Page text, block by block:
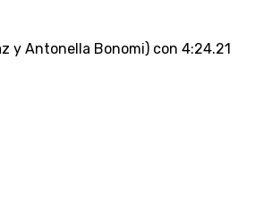
y Antonella Bonomi) con 4:24.21